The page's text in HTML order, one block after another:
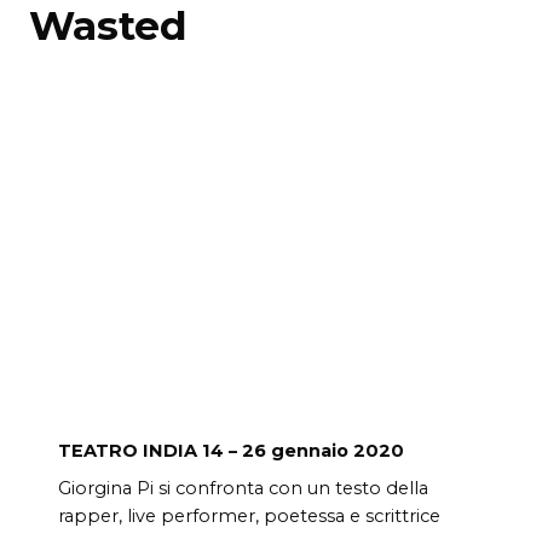
Wasted
TEATRO INDIA 14 – 26 gennaio 2020
Giorgina Pi si confronta con un testo della
rapper, live performer, poetessa e scrittrice